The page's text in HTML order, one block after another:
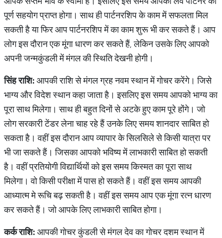
पूर्ण सहयोग प्राप्त होगा। साथ ही पार्टनरशिप के काम में सफलता मिल
सकती है या फिर आप पार्टनरशिप में का काम शुरू भी कर सकते हैं। आप
लोग इस दौरान एक मूंगा धारण कर सकते हैं, लेकिन उसके लिए आपको
अपनी जन्मकुंडली में मंगल की स्थिति देखनी होगी।
सिंह राशि: आपकी राशि से मंगल ग्रह नवम स्थान में गोचर करेंगे। जिसे
भाग्य और विदेश स्थान कहा जाता है। इसलिए इस समय आपको भाग्य का
पूरा साथ मिलेगा। साथ ही बहुत दिनों से अटके हुए काम पूरे होंगे। जो
लोग सरकारी टेंडर लेना चाह रहे हैं उनके लिए समय शानदार साबित हो
सकता है। वहीं इस दौरान आप व्यापार के सिलसिले से किसी यात्रा पर
भी जा सकते हैं। जिसका आपको भविष्य में लाभकारी साबित हो सकती
है। वहीं प्रतियोगी विद्यार्थियों को इस समय किस्मत का पूरा साथ
मिलेगा। वो किसी परीक्षा में पास हो सकते हैं। वहीं इस समय आपकी
आध्यात्म मे रूचि बढ़ सकती है। वहीं इस समय आप एक मूंगा रत्न धारण
कर सकते हैं। जो आपके लिए लाभकारी साबित होगा।
कर्क राशि: आपकी गोचर कुंडली से मंगल देव का गोचर दशम स्थान में